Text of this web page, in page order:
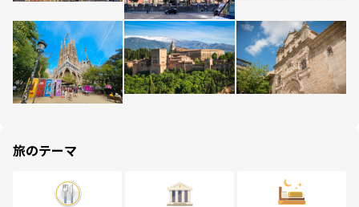
旅のテーマ